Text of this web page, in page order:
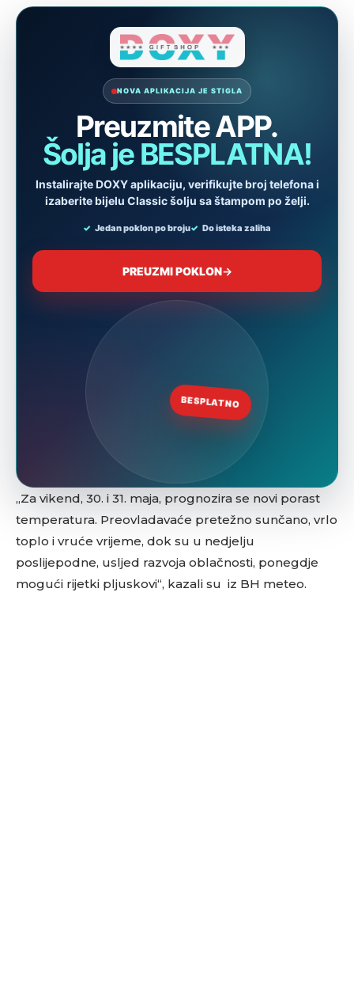
„Za vikend, 30. i 31. maja, prognozira se novi porast
temperatura. Preovladavaće pretežno sunčano, vrlo
toplo i vruće vrijeme, dok su u nedjelju
poslijepodne, usljed razvoja oblačnosti, ponegdje
mogući rijetki pljuskovi“, kazali su iz BH meteo.